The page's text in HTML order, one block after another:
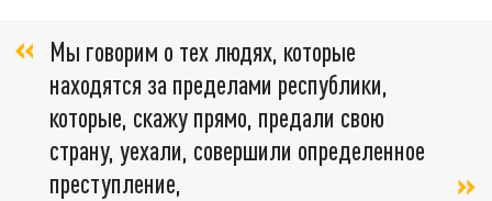
Мы говорим о тех людях, которые
находятся за пределами республики,
которые, скажу прямо, предали свою
страну, уехали, совершили определенное
преступление,